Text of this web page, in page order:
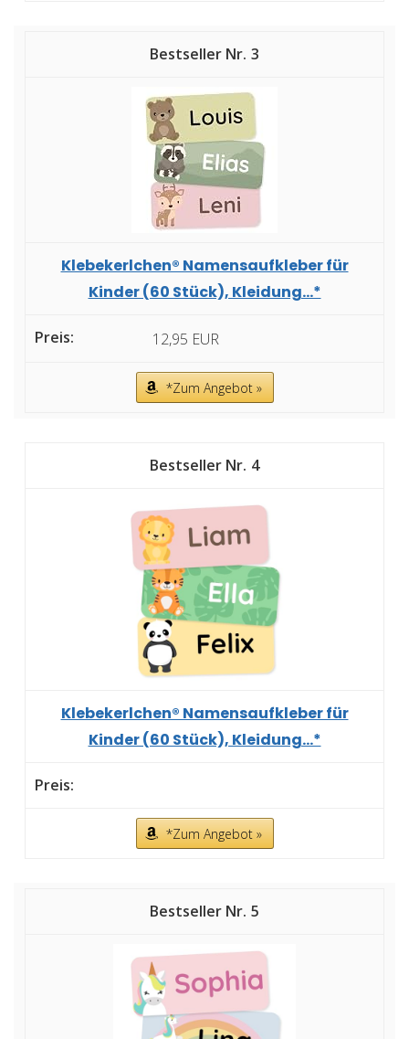
3
Klebekerlchen® Namensaufkleber für
Kinder (60 Stück), Kleidung...*
12,95 EUR
*Zum Angebot »
4
Klebekerlchen® Namensaufkleber für
Kinder (60 Stück), Kleidung...*
*Zum Angebot »
5